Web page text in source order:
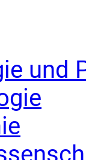
und